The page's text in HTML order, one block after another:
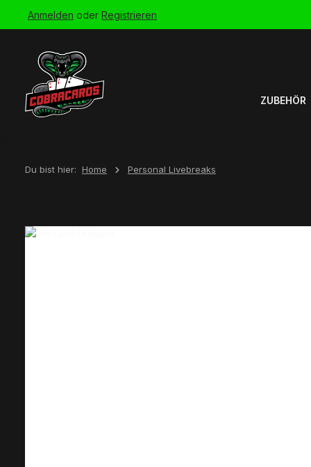
Hauptnavigation springen
Anmelden oder Registrieren
ZUBEHÖR
Du bist hier: Home Personal Livebreaks
Bildergalerie überspringen